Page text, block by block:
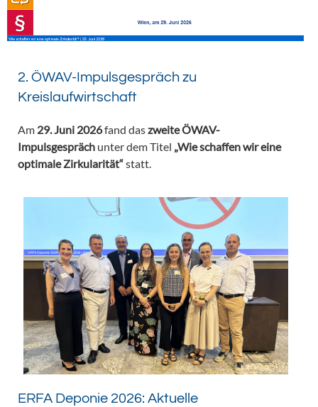
2. ÖWAV-Impulsgespräch zu
Kreislaufwirtschaft
Am 29. Juni 2026fand daszweite ÖWAV-
Impulsgespräch unter dem Titel „Wie schaffen wir eine
optimale Zirkularität“statt.
ERFA Deponie 2026: Aktuelle